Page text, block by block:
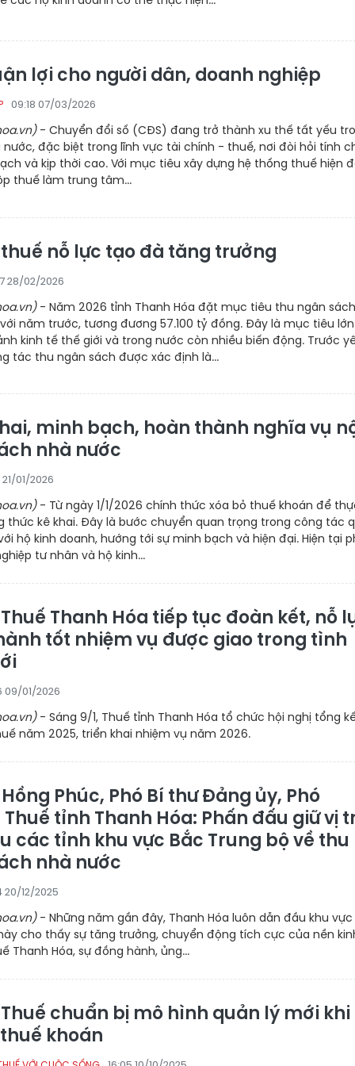
lợi cho người dân, doanh nghiệp
09:18 07/03/2026
- Chuyển đổi số (CĐS) đang trở thành xu thế tất yếu
nước, đặc biệt trong lĩnh vực tài chính - thuế, nơi đòi hỏi tính
và kịp thời cao. Với mục tiêu xây dựng hệ thống thuế hiện
thuế làm trung tâm...
nỗ lực tạo đà tăng trưởng
28/02/2026
- Năm 2026 tỉnh Thanh Hóa đặt mục tiêu thu ngân sách
năm trước, tương đương 57.100 tỷ đồng. Đây là mục tiêu lớn
kinh tế thế giới và trong nước còn nhiều biến động. Trước
tác thu ngân sách được xác định là...
minh bạch, hoàn thành nghĩa vụ
nhà nước
21/01/2026
- Từ ngày 1/1/2026 chính thức xóa bỏ thuế khoán để
thức kê khai. Đây là bước chuyển quan trọng trong công tác
hộ kinh doanh, hướng tới sự minh bạch và hiện đại. Hiện tại
tư nhân và hộ kinh...
Thanh Hóa tiếp tục đoàn kết, nỗ
tốt nhiệm vụ được giao trong tình
09/01/2026
- Sáng 9/1, Thuế tỉnh Thanh Hóa tổ chức hội nghị tổng
năm 2025, triển khai nhiệm vụ năm 2026.
Phúc, Phó Bí thư Đảng ủy, Phó
tỉnh Thanh Hóa: Phấn đấu giữ vị
các tỉnh khu vực Bắc Trung bộ về thu
nhà nước
20/12/2025
- Những năm gần đây, Thanh Hóa luôn dẫn đầu khu vực
cho thấy sự tăng trưởng, chuyển động tích cực của nền
Hóa, sự đồng hành, ủng...
chuẩn bị mô hình quản lý mới khi
khoán